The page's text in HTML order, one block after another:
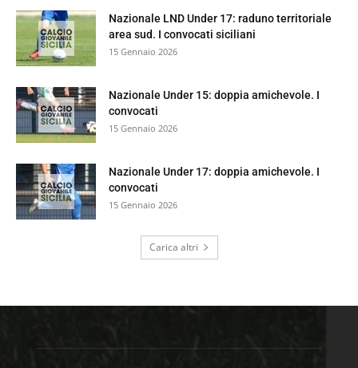
Nazionale LND Under 17: raduno territoriale
area sud. I convocati siciliani
15 Gennaio 2026
Nazionale Under 15: doppia amichevole. I
convocati
15 Gennaio 2026
Nazionale Under 17: doppia amichevole. I
convocati
15 Gennaio 2026
Carica altri